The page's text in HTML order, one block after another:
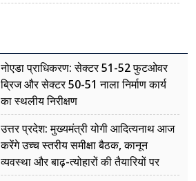
नोएडा प्राधिकरण: सेक्टर 51-52 फुटओवर
ब्रिज और सेक्टर 50-51 नाला निर्माण कार्य
का स्थलीय निरीक्षण
उत्तर प्रदेश: मुख्यमंत्री योगी आदित्यनाथ आज
करेंगे उच्च स्तरीय समीक्षा बैठक, कानून
व्यवस्था और बाढ़-त्योहारों की तैयारियों पर